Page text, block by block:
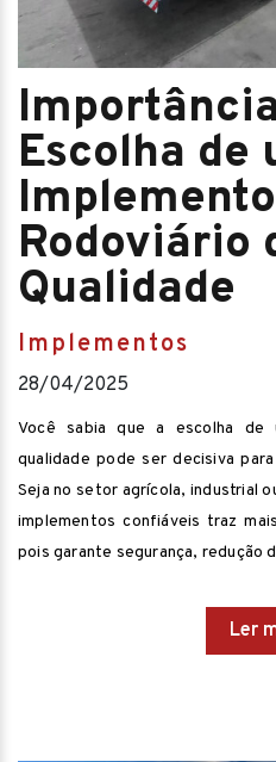
Escolha de
Implemento
Rodoviário
Qualidade
Implementos
28/04/2025
Você sabia que a escolha de
qualidade pode ser decisiva
Seja no setor agrícola, industrial
implementos confiáveis traz
pois garante segurança, redução
Ler